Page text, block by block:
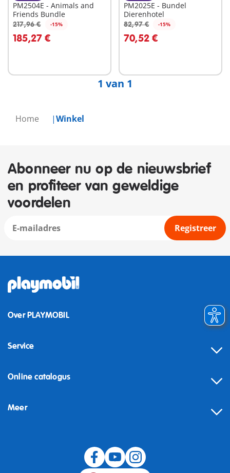
Home Winkel
PM2504E - Animals and
Friends Bundle
217,96 € -15%
185,27 €
In winkelwagen
PM2025E - Bundel
Dierenhotel
82,97 € -15%
70,52 €
In winkelwagen
1 van 1
Abonneer nu op de nieuwsbrief
en profiteer van geweldige
voordelen
Registreer
Over PLAYMOBIL
Service
Online catalogus
Meer